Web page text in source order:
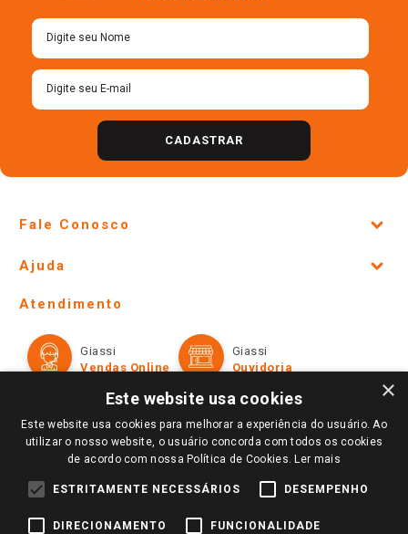
CADASTRAR
Fale Conosco
Lojas Físicas e Horários
Ofertas
Televendas
Perguntas frequentes
Trabalhe Conosco
Identidade Visual
Ajuda
Formas de Pagamento
Políticas de entrega
Trocas e Devoluções
Atendimento
Giassi
Vendas Online
Giassi
Ouvidoria
Redes Sociais
×
Este website usa cookies
Este website usa cookies para melhorar a experiência do usuário. Ao
utilizar o nosso website, o usuário concorda com todos os cookies
de acordo com nossa Política de Cookies. Ler mais
ESTRITAMENTE NECESSÁRIOS DESEMPENHO
DIRECIONAMENTO FUNCIONALIDADE